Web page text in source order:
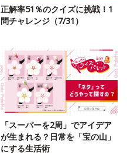
正解率51％のクイズに挑戦！1
問チャレンジ（7/31）
「スーパーを2周」でアイデア
が生まれる？日常を「宝の山」
にする生活術